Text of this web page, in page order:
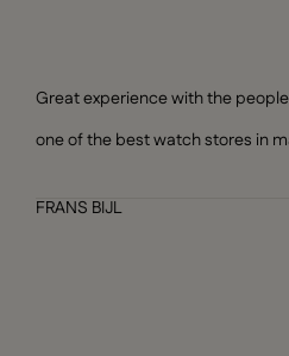
Great experience with the
one of the best watch stores in
FRANS BIJL